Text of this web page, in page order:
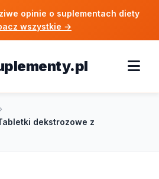
opinie o suplementach diety
wszystkie →
dekstrozowe z